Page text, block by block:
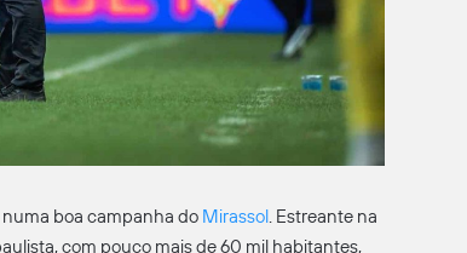
boa campanha do Mirassol. Estreante na
com pouco mais de 60 mil habitantes,